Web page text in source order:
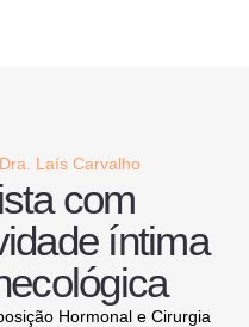
Laís Carvalho
com
íntima
Hormonal e Cirurgia